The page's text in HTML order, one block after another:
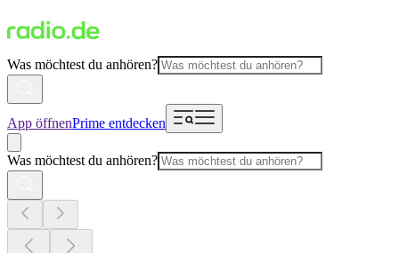
Was möchtest du anhören?
App öffnenPrime entdecken
Was möchtest du anhören?